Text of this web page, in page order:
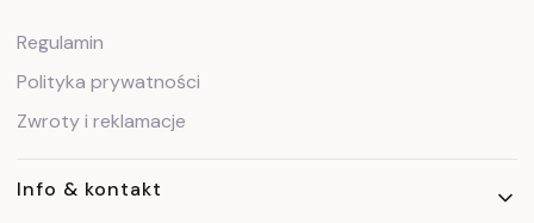
Regulamin
Polityka prywatności
Zwroty i reklamacje
Info & kontakt